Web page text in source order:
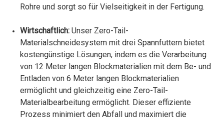
Rohre und sorgt so für Vielseitigkeit in der Fertigung.
Wirtschaftlich: Unser Zero-Tail-
Materialschneidesystem mit drei Spannfuttern bietet
kostengünstige Lösungen, indem es die Verarbeitung
von 12 Meter langen Blockmaterialien mit dem Be- und
Entladen von 6 Meter langen Blockmaterialien
ermöglicht und gleichzeitig eine Zero-Tail-
Materialbearbeitung ermöglicht. Dieser effiziente
Prozess minimiert den Abfall und maximiert die